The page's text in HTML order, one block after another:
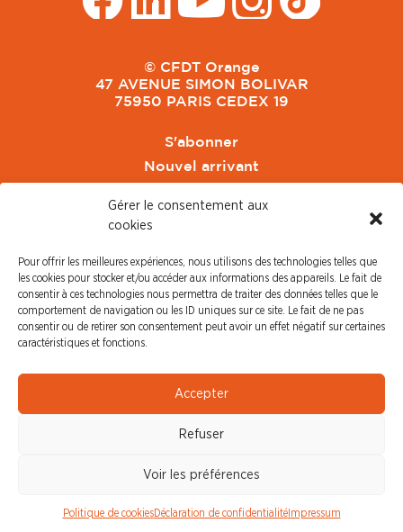
Gérer le consentement aux
cookies
Pour offrir les meilleures expériences, nous utilisons des technologies telles que
les cookies pour stocker et/ou accéder aux informations des appareils. Le fait de
consentir à ces technologies nous permettra de traiter des données telles que le
comportement de navigation ou les ID uniques sur ce site. Le fait de ne pas
consentir ou de retirer son consentement peut avoir un effet négatif sur certaines
caractéristiques et fonctions.
Accepter
Refuser
Voir les préférences
Politique de cookiesDéclaration de confidentialitéImpressum
© CFDT Orange
47 AVENUE SIMON BOLIVAR
75950 PARIS CEDEX 19
S'abonner
Nouvel arrivant
CFDT Cadres
CFDT Retraités
L'UFFA
PRESSE
Communiqué de Presse
Revue de Presse
© CFDT Orange | Mentions Légales |
Protection des